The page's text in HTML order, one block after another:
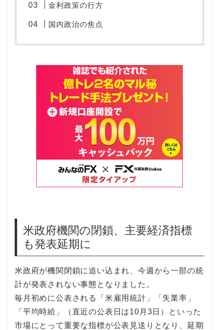
金利政策の行方
国内政治の焦点
米政府機関の閉鎖、主要経済指標
も発表延期に
米政府が機関閉鎖に追い込まれ、今週から一部の統
計が発表されない事態となりました。
毎月初めに公表される「米雇用統計」「失業率」
「平均時給」（直近の公表日は10月3日）といった
市場にとって重要な指標が公表見送りとなり、延期